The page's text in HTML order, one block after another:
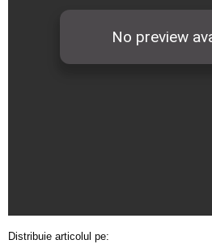
Distribuie articolul pe: